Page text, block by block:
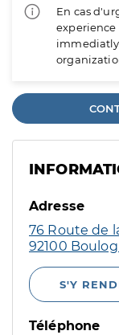
En cas
experience
immediatly
Adresse
76 Route de
92100
S'Y
Téléphone